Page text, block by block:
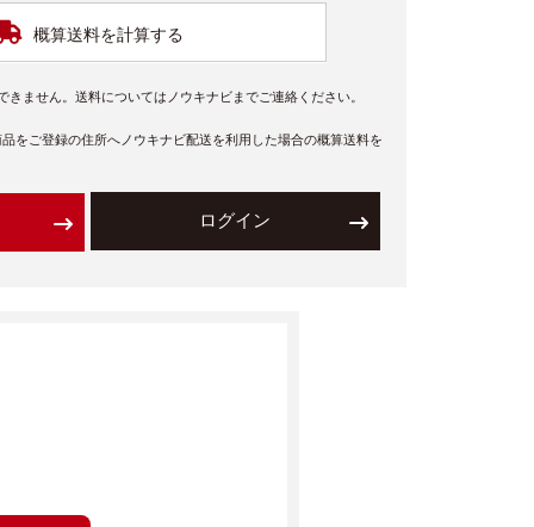
概算送料を計算する
ません。送料についてはノウキナビまでご連絡ください。
をご登録の住所へノウキナビ配送を利用した場合の概算送料を
ログイン